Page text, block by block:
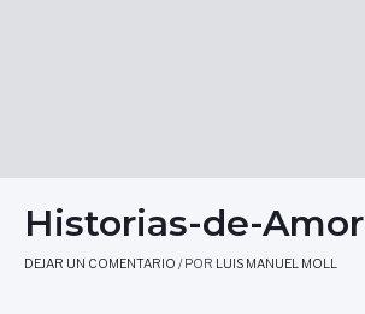
Historias-de-Amor
DEJAR UN COMENTARIO / POR LUIS MANUEL MOLL